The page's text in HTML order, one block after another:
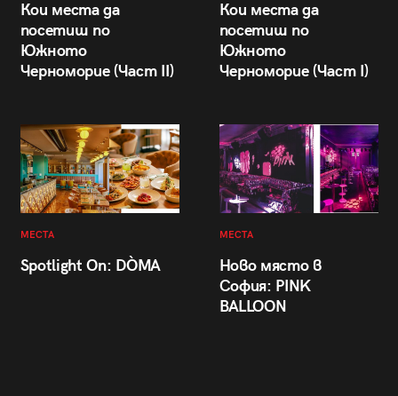
Кои места да
посетиш по
Южното
Черноморие (Част II)
Кои места да
посетиш по
Южното
Черноморие (Част I)
МЕСТА
Spotlight On: DÒMA
МЕСТА
Ново място в
София: PINK
BALLOON